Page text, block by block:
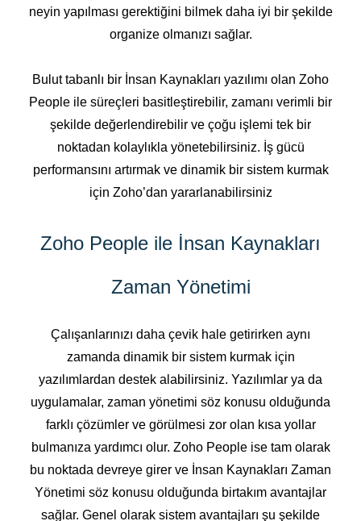
neyin yapılması gerektiğini bilmek daha iyi bir şekilde
organize olmanızı sağlar.
Bulut tabanlı bir İnsan Kaynakları yazılımı olan Zoho
People ile süreçleri basitleştirebilir, zamanı verimli bir
şekilde değerlendirebilir ve çoğu işlemi tek bir
noktadan kolaylıkla yönetebilirsiniz. İş gücü
performansını artırmak ve dinamik bir sistem kurmak
için Zoho’dan yararlanabilirsiniz
Zoho People ile İnsan Kaynakları
Zaman Yönetimi
Çalışanlarınızı daha çevik hale getirirken aynı
zamanda dinamik bir sistem kurmak için
yazılımlardan destek alabilirsiniz. Yazılımlar ya da
uygulamalar, zaman yönetimi söz konusu olduğunda
farklı çözümler ve görülmesi zor olan kısa yollar
bulmanıza yardımcı olur. Zoho People ise tam olarak
bu noktada devreye girer ve İnsan Kaynakları Zaman
Yönetimi söz konusu olduğunda birtakım avantajlar
sağlar. Genel olarak sistem avantajları şu şekilde